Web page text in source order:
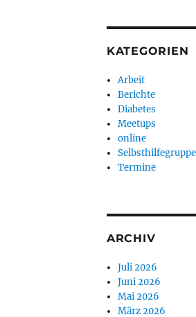
KATEGORIEN
Arbeit
Berichte
Diabetes
Meetups
online
Selbsthilfegruppe
Termine
ARCHIV
Juli 2026
Juni 2026
Mai 2026
März 2026